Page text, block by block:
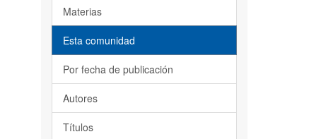
Materias
Esta comunidad
Por fecha de publicación
Autores
Títulos